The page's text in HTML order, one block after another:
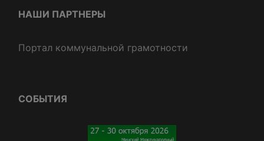
НАШИ ПАРТНЕРЫ
Портал коммунальной грамотности
СОБЫТИЯ